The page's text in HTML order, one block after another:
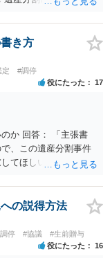
き方
定 #調停
役にたった 17
か 回答： 「主張書
、この遺産分割事件
てほしいと思う、亡
しい事情に関連して
で提出できます。も
場合、「非開示の希
れます。 ご質問：書
姉さんが申立書の「申
の説得方法
停 #協議 #生前贈与
役にたった 16